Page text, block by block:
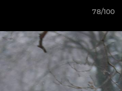
78/100